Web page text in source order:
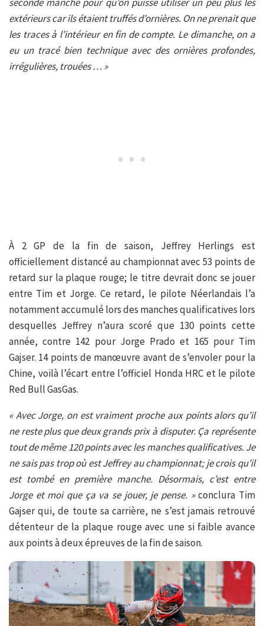
extérieurs car ils étaient truffés d’ornières. On ne prenait que
les traces à l’intérieur en fin de compte. Le dimanche, on a
eu un tracé bien technique avec des ornières profondes,
irrégulières, trouées … »
À 2 GP de la fin de saison, Jeffrey Herlings est
officiellement distancé au championnat avec 53 points de
retard sur la plaque rouge; le titre devrait donc se jouer
entre Tim et Jorge. Ce retard, le pilote Néerlandais l’a
notamment accumulé lors des manches qualificatives lors
desquelles Jeffrey n’aura scoré que 130 points cette
année, contre 142 pour Jorge Prado et 165 pour Tim
Gajser. 14 points de manœuvre avant de s’envoler pour la
Chine, voilà l’écart entre l’officiel Honda HRC et le pilote
Red Bull GasGas.
« Avec Jorge, on est vraiment proche aux points alors qu’il
ne reste plus que deux grands prix à disputer. Ça représente
tout de même 120 points avec les manches qualificatives. Je
ne sais pas trop où est Jeffrey au championnat; je crois qu’il
est tombé en première manche. Désormais, c’est entre
Jorge et moi que ça va se jouer, je pense. »conclura Tim
Gajser qui, de toute sa carrière, ne s’est jamais retrouvé
détenteur de la plaque rouge avec une si faible avance
aux points à deux épreuves de la fin de saison.